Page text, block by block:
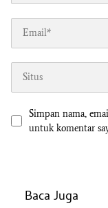
Simpan nama,
untuk komentar
Baca Juga